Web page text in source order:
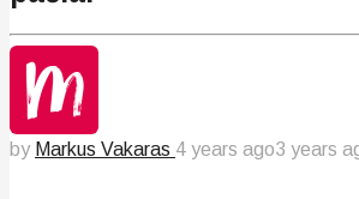
by Markus Vakaras 4 years ago3 years